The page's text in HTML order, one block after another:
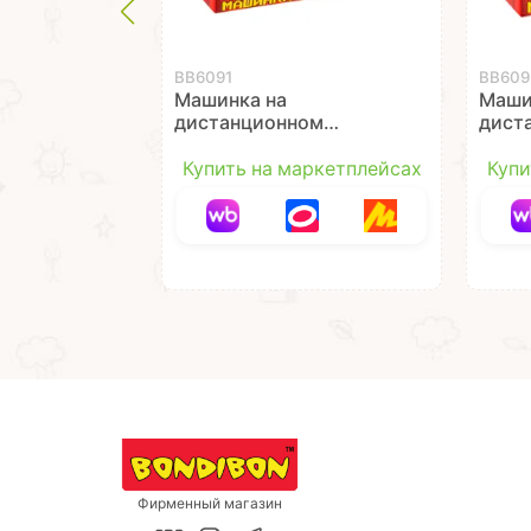
ВВ6091
Машинка на
дистанционном
зелёная, р/у-пульт в
металлический
корпус, Bondibon
Купить на маркетплейсах
Фирменный магазин